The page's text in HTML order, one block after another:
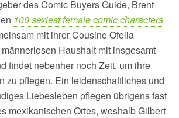
des Comic Buyers Guide, Brent
100sexiest female comic characters
mit ihrer Cousine Ofelia
Haushalt mit insgesamt
findet nebenher noch Zeit, um ihre
zu pflegen. Ein leidenschaftliches und
Liebesleben pflegen übrigens fast
mexikanischen Ortes, weshalb Gilbert